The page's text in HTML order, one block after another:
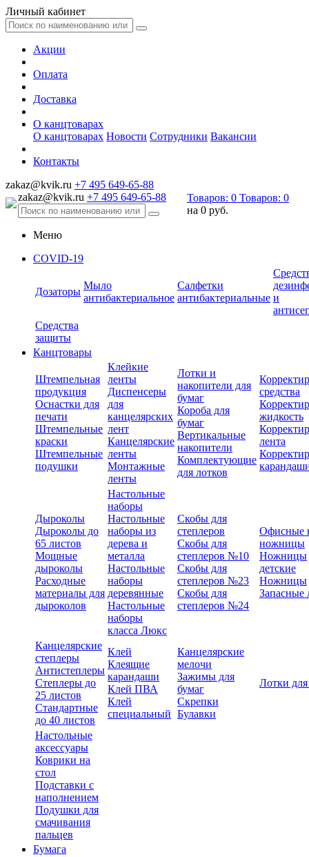
Личный кабинет
Акции
Оплата
Доставка
О канцтоварах
О канцтоварах Новости Сотрудники Вакансии
Контакты
zakaz@kvik.ru +7 495 649-65-88
zakaz@kvik.ru +7 495 649-65-88 Товаров: 0 Товаров: 0
на 0 руб.
Меню
COVID-19
Дозаторы
Мыло
антибактериальное
Салфетки
антибактериальные и
Средства
защиты
Канцтовары
Штемпельная
продукция
Оснастки для
печати
Штемпельные
краски
Штемпельные
подушки
Клейкие
ленты
Диспенсеры
для
канцелярских
лент
Канцелярские
ленты
Монтажные
ленты
Лотки и
накопители для
бумаг
Короба для
бумаг
Вертикальные
накопители
Комплектующие
для лотков
средства
жидкость
лента
Дыроколы
Дыроколы до
65 листов
Мощные
дыроколы
Расходные
материалы для
дыроколов
Настольные
наборы
Настольные
наборы из
дерева и
металла
Настольные
наборы
деревянные
Настольные
наборы
класса Люкс
Скобы для
степлеров
Скобы для
степлеров №10
Скобы для
степлеров №23
Скобы для
степлеров №24
Офисные
ножницы
Ножницы
детские
Ножницы
Запасные
Канцелярские
степлеры
Антистеплеры
Степлеры до
25 листов
Стандартные
до 40 листов
Клей
Клеящие
карандаши
Клей ПВА
Клей
специальный
Канцелярские
мелочи
Зажимы для
бумаг
Скрепки
Булавки
Лотки
Настольные
аксессуары
Коврики на
стол
Подставки с
наполнением
Подушки для
смачивания
пальцев
Бумага